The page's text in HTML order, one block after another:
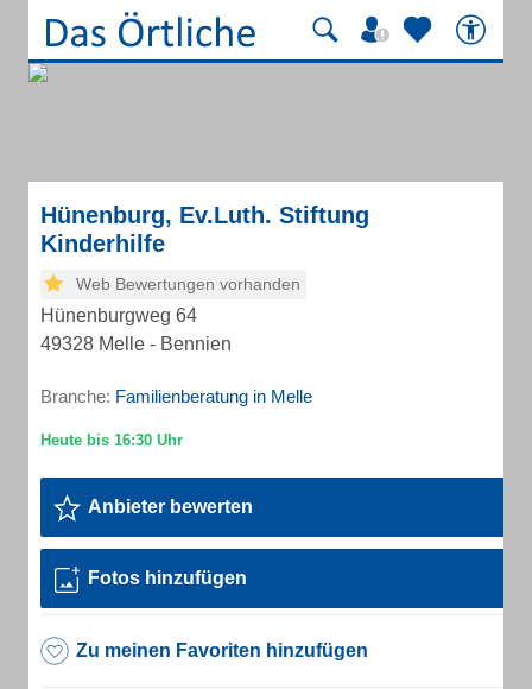
Hünenburg, Ev.Luth. Stiftung
Kinderhilfe
Web Bewertungen vorhanden
Hünenburgweg 64
49328 Melle - Bennien
Branche: Familienberatung in Melle
Anbieter bewerten
Fotos hinzufügen
Zu meinen Favoriten hinzufügen